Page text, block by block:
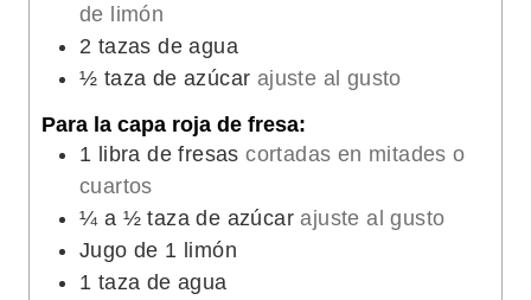
de limón
2 tazas de agua
½ taza de azúcar ajuste al gusto
Para la capa roja de fresa:
1 libra de fresas cortadas en mitades o
cuartos
¼ a ½ taza de azúcar ajuste al gusto
Jugo de 1 limón
1 taza de agua